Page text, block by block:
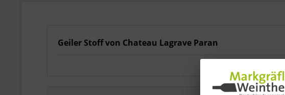
Geiler Stoff von Chateau Lagrave Paran